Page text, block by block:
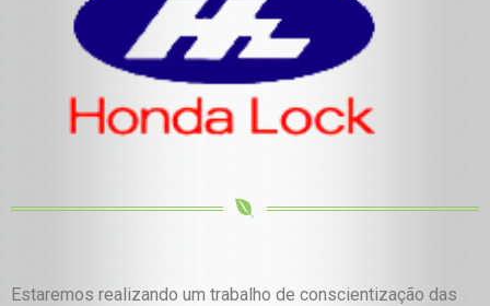
Estaremos realizando um trabalho de conscientização das